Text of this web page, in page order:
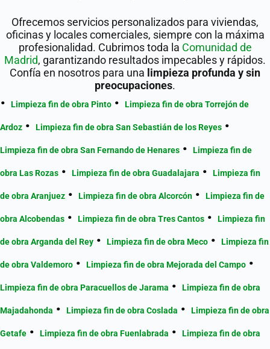
Ofrecemos servicios personalizados para viviendas,
oficinas y locales comerciales, siempre con la máxima
profesionalidad. Cubrimos toda la Comunidad de
Madrid, garantizando resultados impecables y rápidos.
Confía en nosotros para una limpieza profunda y sin
preocupaciones.
Limpieza fin de obra Pinto Limpieza fin de obra Torrejón de
Ardoz Limpieza fin de obra San Sebastián de los Reyes
Limpieza fin de obra San Fernando de Henares Limpieza fin de
obra Las Rozas Limpieza fin de obra Guadalajara Limpieza fin
de obra Aranjuez Limpieza fin de obra Alcorcón Limpieza fin de
obra Alcobendas Limpieza fin de obra Tres Cantos Limpieza fin
de obra Arganda del Rey Limpieza fin de obra Meco Limpieza fin
de obra Valdemoro Limpieza fin de obra Mejorada del Campo
Limpieza fin de obra Paracuellos de Jarama Limpieza fin de obra
Majadahonda Limpieza fin de obra Coslada Limpieza fin de obra
Getafe Limpieza fin de obra Fuenlabrada Limpieza fin de obra